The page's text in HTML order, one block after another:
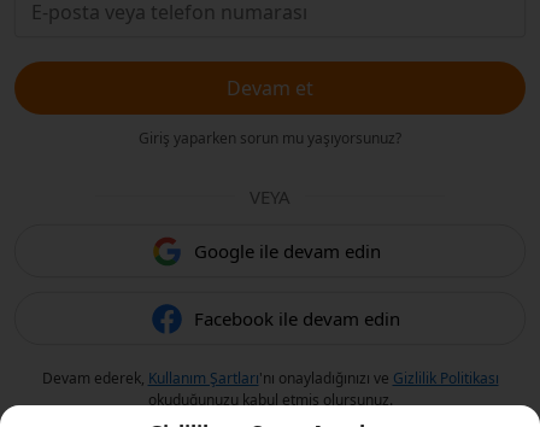
Devam et
Giriş yaparken sorun mu yaşıyorsunuz?
VEYA
Google ile devam edin
Facebook ile devam edin
Devam ederek, Kullanım Şartları'nı onayladığınızı ve Gizlilik Politikası
okuduğunuzu kabul etmiş olursunuz.